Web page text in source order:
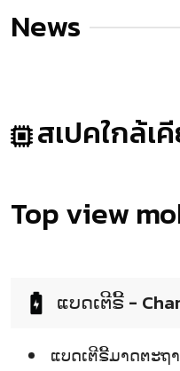
News
สเปคใกล้เ
Top view
ແບດເຕີຣີ້ -
ແບດເຕີຣີ້ມາດຕະຖາ